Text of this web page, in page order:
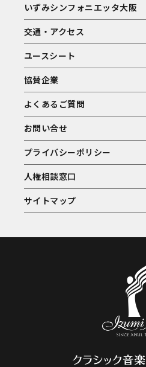
いずみシンフォニエッタ大阪
交通・アクセス
ユースシート
協賛企業
よくあるご質問
お問い合せ
プライバシーポリシー
人権相談窓口
サイトマップ